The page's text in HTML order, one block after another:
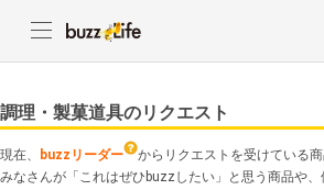
調理・製菓道具のリクエスト
現在、 buzzリーダー
からリクエストを受けている商
みなさんが「これはぜひbuzzしたい」と思う商品や